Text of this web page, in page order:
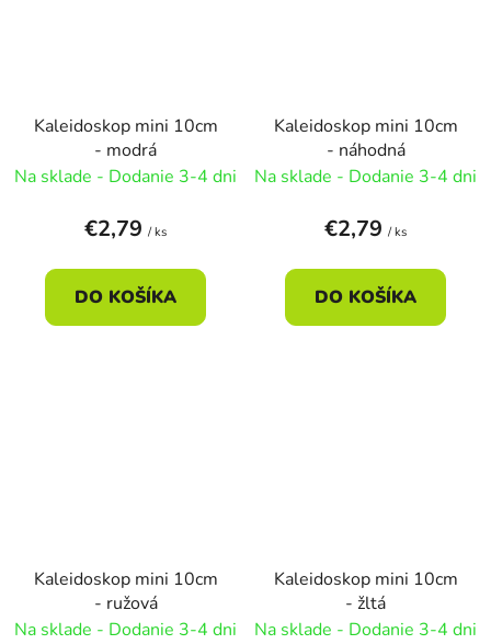
Kaleidoskop mini 10cm
- modrá
Na sklade - Dodanie 3-4 dni
€2,79 / ks
DO KOŠÍKA
Kaleidoskop mini 10cm
- náhodná
Na sklade - Dodanie 3-4 dni
€2,79 / ks
DO KOŠÍKA
Kaleidoskop mini 10cm
- ružová
Na sklade - Dodanie 3-4 dni
Kaleidoskop mini 10cm
- žltá
Na sklade - Dodanie 3-4 dni